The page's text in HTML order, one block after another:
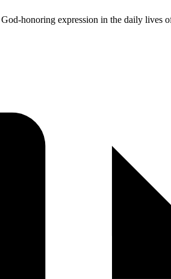
honoring expression in the daily